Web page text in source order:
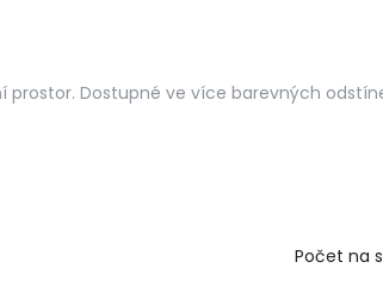
prostor. Dostupné ve více barevných
Počet na